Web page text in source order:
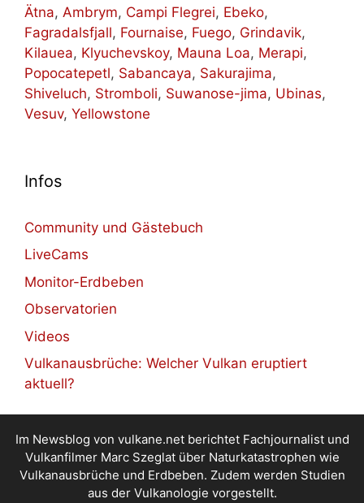
Ätna, Ambrym, Campi Flegrei, Ebeko,
Fagradalsfjall, Fournaise, Fuego, Grindavik,
Kilauea, Klyuchevskoy, Mauna Loa, Merapi,
Popocatepetl, Sabancaya, Sakurajima,
Shiveluch, Stromboli, Suwanose-jima, Ubinas,
Vesuv, Yellowstone
Infos
Community und Gästebuch
LiveCams
Monitor-Erdbeben
Observatorien
Videos
Vulkanausbrüche: Welcher Vulkan eruptiert
aktuell?
Im Newsblog von vulkane.net berichtet Fachjournalist und
Vulkanfilmer Marc Szeglat über Naturkatastrophen wie
Vulkanausbrüche und Erdbeben. Zudem werden Studien
aus der Vulkanologie vorgestellt.